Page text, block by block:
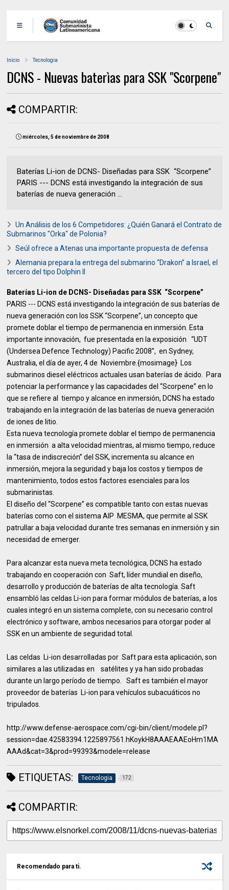
Inicio Tecnologia
DCNS - Nuevas baterìas para SSK "Scorpene"
COMPARTIR:
miércoles, 5 de noviembre de 2008
Baterías Li-ion de DCNS- Diseñadas para SSK “Scorpene”
PARIS --- DCNS está investigando la integración de sus
baterías de nueva generación ...
Un Análisis de los 6 Competidores: ¿Quién Ganará el Contrato de
Submarinos "Orka" de Polonia?
Seúl ofrece a Atenas una importante propuesta de defensa
Alemania prepara la entrega del submarino “Drakon” a Israel, el
tercero del tipo Dolphin II
Baterías Li-ion de DCNS- Diseñadas para SSK “Scorpene”
PARIS --- DCNS está investigando la integración de sus baterías de
nueva generación con los SSK “Scorpene”, un concepto que
promete doblar el tiempo de permanencia en inmersión. Esta
importante innovación, fue presentada en la exposición “UDT
(Undersea Defence Technology) Pacific 2008”, en Sydney,
Australia, el día de ayer, 4 de Noviembre.{mosimage} Los
submarinos diesel eléctricos actuales usan baterías de ácido. Para
potenciar la performance y las capacidades del “Scorpene” en lo
que se refiere al tiempo y alcance en inmersión, DCNS ha estado
trabajando en la integración de las baterías de nueva generación
de iones de litio.
Esta nueva tecnología promete doblar el tiempo de permanencia
en inmersión a alta velocidad mientras, al mismo tiempo, reduce
la “tasa de indiscreción” del SSK, incrementa su alcance en
inmersión, mejora la seguridad y baja los costos y tiempos de
mantenimiento, todos estos factores esenciales para los
submarinistas.
El diseño del “Scorpene” es compatible tanto con estas nuevas
baterías como con el sistema AIP MESMA, que permite al SSK
patrullar a baja velocidad durante tres semanas en inmersión y sin
necesidad de emerger.
Para alcanzar esta nueva meta tecnológica, DCNS ha estado
trabajando en cooperación con Saft, líder mundial en diseño,
desarrollo y producción de baterías de alta tecnología. Saft
ensambló las celdas Li-ion para formar módulos de baterías, a los
cuales integró en un sistema complete, con su necesario control
electrónico y software, ambos necesarios para otorgar poder al
SSK en un ambiente de seguridad total.
Las celdas Li-ion desarrolladas por Saft para esta aplicación, son
similares a las utilizadas en satélites y ya han sido probadas
durante un largo período de tiempo. Saft es también el mayor
proveedor de baterías Li-ion para vehículos subacuáticos no
tripulados.
http://www.defense-aerospace.com/cgi-bin/client/modele.pl?
session=dae.42583394.1225897561.hKoykH8AAAEAAEoHm1MA
AAAd&cat=3&prod=99393&modele=release
ETIQUETAS: Tecnologia 172
COMPARTIR:
Recomendado para ti.